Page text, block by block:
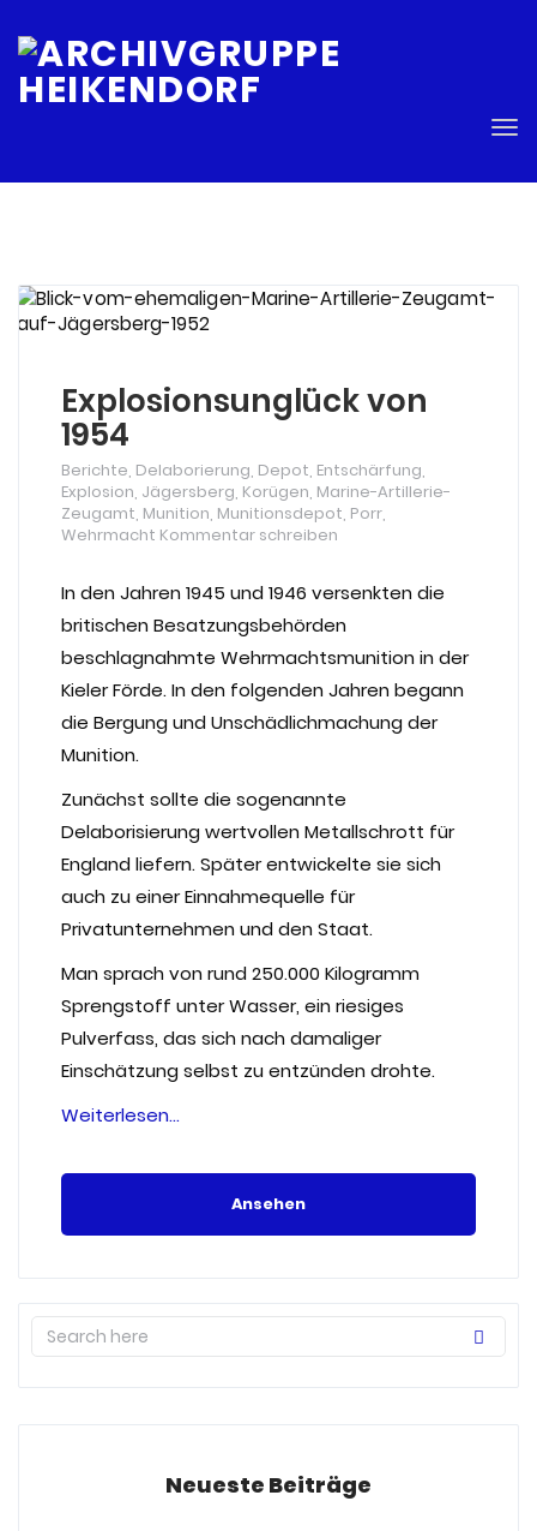
Explosionsunglück von
1954
Berichte, Delaborierung, Depot, Entschärfung,
Explosion, Jägersberg, Korügen, Marine-Artillerie-
Zeugamt, Munition, Munitionsdepot, Porr,
Wehrmacht Kommentar schreiben
In den Jahren 1945 und 1946 versenkten die
britischen Besatzungsbehörden
beschlagnahmte Wehrmachtsmunition in der
Kieler Förde. In den folgenden Jahren begann
die Bergung und Unschädlichmachung der
Munition.
Zunächst sollte die sogenannte
Delaborisierung wertvollen Metallschrott für
England liefern. Später entwickelte sie sich
auch zu einer Einnahmequelle für
Privatunternehmen und den Staat.
Man sprach von rund 250.000 Kilogramm
Sprengstoff unter Wasser, ein riesiges
Pulverfass, das sich nach damaliger
Einschätzung selbst zu entzünden drohte.
Weiterlesen…
1954”
Ansehen
Neueste Beiträge